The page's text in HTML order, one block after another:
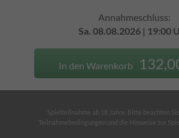
Annahmeschluss:
Sa. 08.08.2026 | 19:00
In den Warenkorb
Spielteilnahme ab 18 Jahre. Bitte beachten
Teilnahmebedingungen und die Hinweise zur